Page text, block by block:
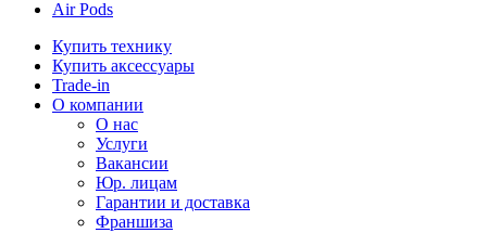
Air Pods
Купить технику
Купить аксессуары
Trade-in
О компании
О нас
Услуги
Вакансии
Юр. лицам
Гарантии и доставка
Франшиза